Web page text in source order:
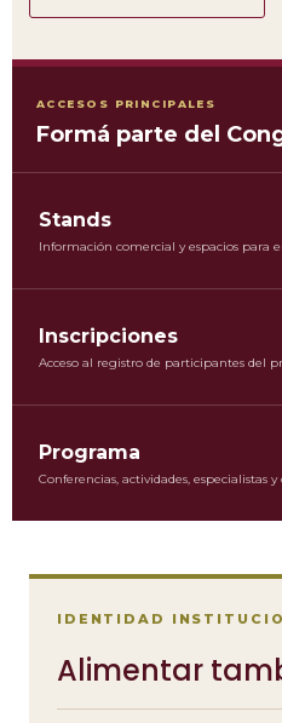
ACCESOS PRINCIPALES
Formá parte del
Stands
Información comercial y espacios para
Inscripciones
Acceso al registro de participantes del
Programa
Conferencias, actividades, especialistas
IDENTIDAD
Alimentar